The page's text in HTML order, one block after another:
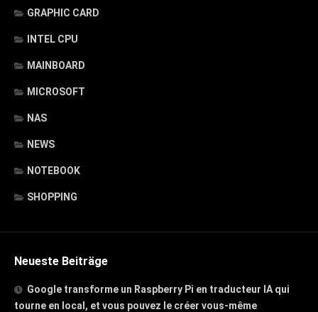
GRAPHIC CARD
INTEL CPU
MAINBOARD
MICROSOFT
NAS
NEWS
NOTEBOOK
SHOPPING
Neueste Beiträge
Google transforme un Raspberry Pi en traducteur IA qui
tourne en local, et vous pouvez le créer vous-même